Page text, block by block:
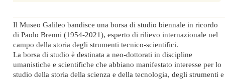
Il Museo Galileo bandisce una borsa di studio biennale in ricordo
di Paolo Brenni (1954-2021), esperto di rilievo internazionale nel
campo della storia degli strumenti tecnico-scientifici.
La borsa di studio è destinata a neo-dottorati in discipline
umanistiche e scientifiche che abbiano manifestato interesse per lo
studio della storia della scienza e della tecnologia, degli strumenti e